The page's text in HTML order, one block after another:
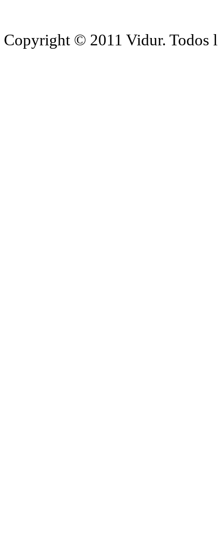
Copyright © 2011 Vidur. Todos